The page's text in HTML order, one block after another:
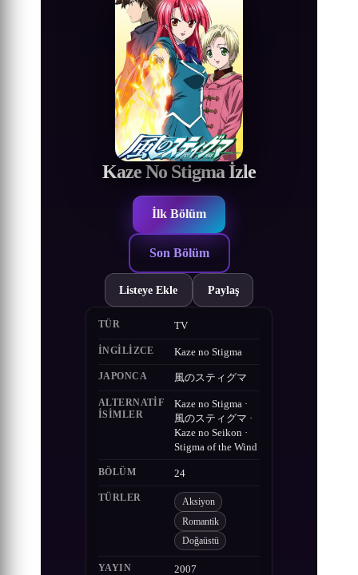
Kaze No Stigma İzle
İlk Bölüm
Son Bölüm
Listeye Ekle Paylaş
TÜR TV
İNGILIZCE Kaze no Stigma
JAPONCA 風のスティグマ
ALTERNATIF
ISIMLER
Kaze no Stigma ·
風のスティグマ ·
Kaze no Seikon ·
Stigma of the Wind
BÖLÜM 24
TÜRLER Aksiyon
Romantik
Doğaüstü
YAYIN 2007